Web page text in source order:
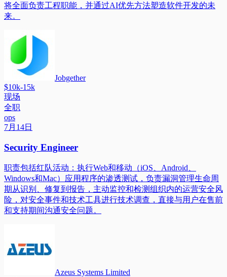
将全面负责工程职能，并通过AI优先方法塑造软件开发的未
来。
Jobgether
$10k-15k
现场
全职
ops
7月14日
Security Engineer
职责包括红队活动：执行Web和移动（iOS、Android、
Windows和Mac）应用程序的渗透测试，负责漏洞管理生命周
期从识别、修复到报告，主动监控和检测组织内的运营安全风
险，对安全事件和技术工具进行技术调查，直接与用户在售前
和支持期间沟通安全问题。
Azeus Systems Limited